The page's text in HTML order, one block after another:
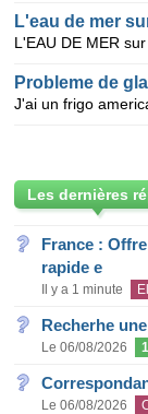
L'eau de mer
Probleme de
Les dernières
France :
rapide e
Il y a 1 minute
Recherhe
Le 06/08/2026 1
Le 06/08/2026